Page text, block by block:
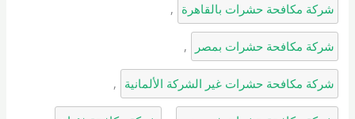
شركة مكافحة حشرات بالقاهرة ,
شركة مكافحة حشرات بمصر ,
شركة مكافحة حشرات غير الشركة الألمانية ,